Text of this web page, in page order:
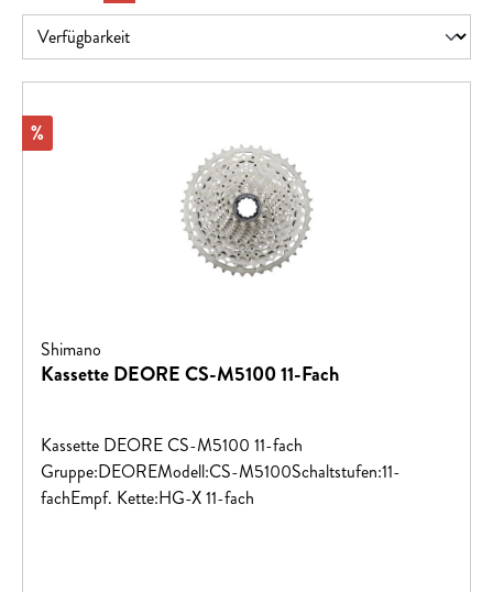
Rabatt
%
Shimano
Kassette DEORE CS-M5100 11-Fach
Kassette DEORE CS-M5100 11-fach
Gruppe:DEOREModell:CS-M5100Schaltstufen:11-
fachEmpf. Kette:HG-X 11-fach